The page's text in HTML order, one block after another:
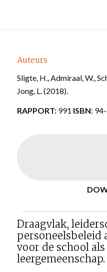
Auteurs
Sligte, H., Admiraal, W.,
Jong, L. (2018).
RAPPORT:991 ISBN:
Draagvlak,
personeelsbeleid
voor de school
leergemeenschap.